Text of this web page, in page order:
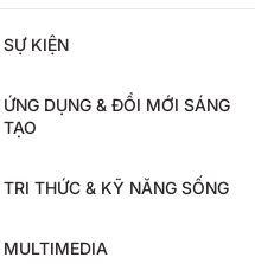
SỰ KIỆN
ỨNG DỤNG & ĐỔI MỚI SÁNG
TẠO
TRI THỨC & KỸ NĂNG SỐNG
MULTIMEDIA